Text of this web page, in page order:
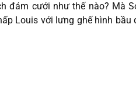
đám cưới như thế nào? Mà
Louis với lưng ghế hình